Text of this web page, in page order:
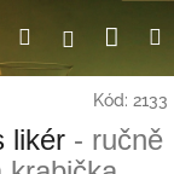
HledatPřihlášení
Kód: 2133
likér - ručně